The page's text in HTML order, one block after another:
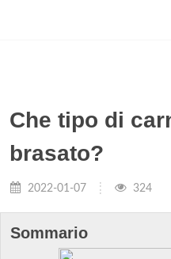
Che tipo di
brasato?
2022-01-07 324
Sommario